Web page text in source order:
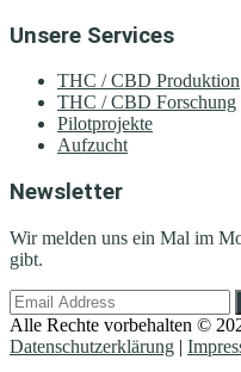
Unsere Services
THC / CBD Produktion
THC / CBD Forschung
Pilotprojekte
Aufzucht
Newsletter
Wir melden uns ein Mal im
gibt.
Alle Rechte vorbehalten ©
Datenschutzerklärung |